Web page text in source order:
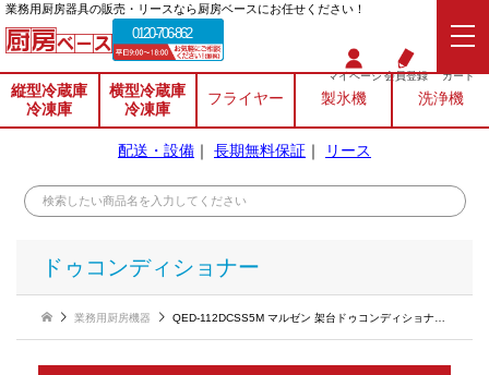
業務⽤厨房器具の販売・リースなら厨房ベースにお任せください！
0120-706-862
マイページ会員登録 カート
縦型冷蔵庫
冷凍庫
横型冷蔵庫
冷凍庫
フライヤー 製氷機 洗浄機
配送・設備 ｜ 長期無料保証 ｜ リース
ドゥコンディショナー
業務用厨房機器 QED-112DCSS5M マルゼン 架台ドゥコンディショナー ベーカーシェフ